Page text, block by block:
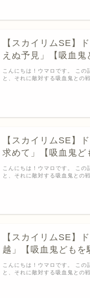
【スカイリムSE】
えぬ予見」【吸血鬼
こんにちは！ウマロです。 この
と、それに敵対する吸血鬼との
【スカイリムSE】
求めて」【吸血鬼ど
こんにちは！ウマロです。 この
と、それに敵対する吸血鬼との
【スカイリムSE】
越」【吸血鬼どもを
こんにちは！ウマロです。 この
と、それに敵対する吸血鬼との